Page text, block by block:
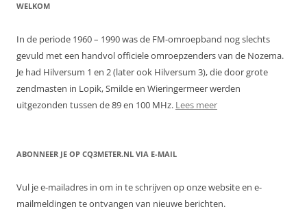
WELKOM
In de periode 1960 – 1990 was de FM-omroepband nog slechts
gevuld met een handvol officiele omroepzenders van de Nozema.
Je had Hilversum 1 en 2 (later ook Hilversum 3), die door grote
zendmasten in Lopik, Smilde en Wieringermeer werden
uitgezonden tussen de 89 en 100 MHz. Lees meer
ABONNEER JE OP CQ3METER.NL VIA E-MAIL
Vul je e-mailadres in om in te schrijven op onze website en e-
mailmeldingen te ontvangen van nieuwe berichten.